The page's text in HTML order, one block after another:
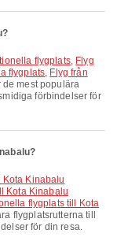
flygplats, Flyg
flygplats, Flyg från
de mest populära
förbindelser för
Kota Kinabalu
flygplats till Kota
flygplatsrutterna till
för din resa.